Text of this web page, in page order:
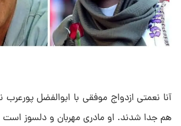
آنا نعمتی ازدواج موفقی با ابوالفضل
هم جدا شدند. او مادری مهربان و دلسوز